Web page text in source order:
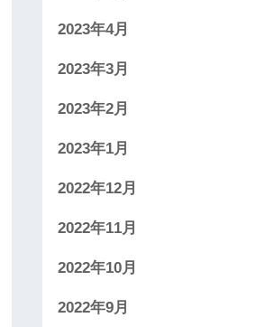
2023年4月
2023年3月
2023年2月
2023年1月
2022年12月
2022年11月
2022年10月
2022年9月